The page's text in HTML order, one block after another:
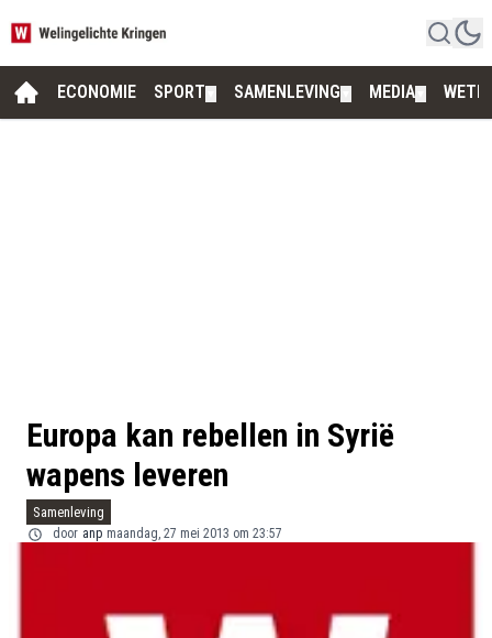
ECONOMIE SPORT SAMENLEVING MEDIA
Europa kan rebellen in Syrië
wapens leveren
Samenleving
door anp maandag, 27 mei 2013 om 23:57